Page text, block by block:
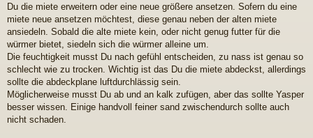
Du die miete erweitern oder eine neue größere ansetzen. Sofern du eine
miete neue ansetzen möchtest, diese genau neben der alten miete
ansiedeln. Sobald die alte miete kein, oder nicht genug futter für die
würmer bietet, siedeln sich die würmer alleine um.
Die feuchtigkeit musst Du nach gefühl entscheiden, zu nass ist genau so
schlecht wie zu trocken. Wichtig ist das Du die miete abdeckst, allerdings
sollte die abdeckplane luftdurchlässig sein.
Möglicherweise musst Du ab und an kalk zufügen, aber das sollte Yasper
besser wissen. Einige handvoll feiner sand zwischendurch sollte auch
nicht schaden.